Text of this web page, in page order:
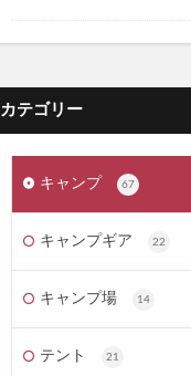
カテゴリー
キャンプ 67
キャンプギア 22
キャンプ場 14
テント 21